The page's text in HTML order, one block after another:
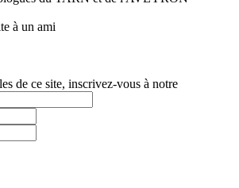
de ce site, inscrivez-vous à notre